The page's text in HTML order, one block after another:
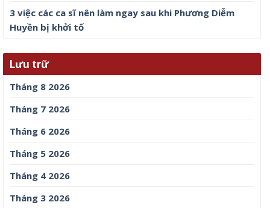
3 việc các ca sĩ nên làm ngay sau khi Phương Diễm
Huyền bị khởi tố
Lưu trữ
Tháng 8 2026
Tháng 7 2026
Tháng 6 2026
Tháng 5 2026
Tháng 4 2026
Tháng 3 2026